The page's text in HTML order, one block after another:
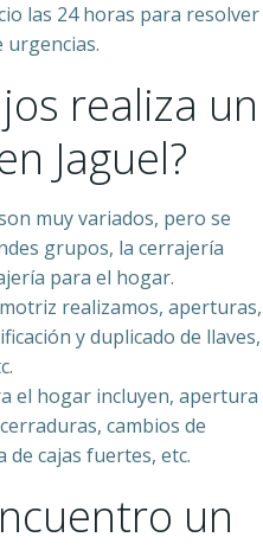
las 24 horas para resolver
realiza un
Jaguel?
muy variados, pero se
grupos, la cerrajería
para el hogar.
realizamos, aperturas,
y duplicado de llaves,
el hogar incluyen, apertura
cambios de
cajas fuertes, etc.
un